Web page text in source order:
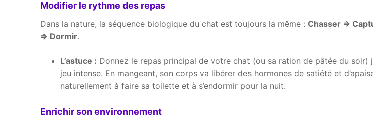
Modifier le rythme des repas
Dans la nature, la séquence biologique du chat est toujours la même : Chasser =>
=> Dormir.
L’astuce : Donnez le repas principal de votre chat (ou sa ration de pâtée du soir)
jeu intense. En mangeant, son corps va libérer des hormones de satiété et
naturellement à faire sa toilette et à s’endormir pour la nuit.
Enrichir son environnement